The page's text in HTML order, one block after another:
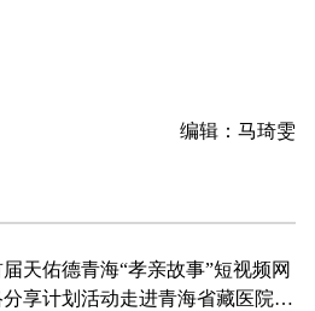
编辑：马琦雯
天佑德青海“孝亲故事”短视频网
分享计划活动走进青海省藏医院